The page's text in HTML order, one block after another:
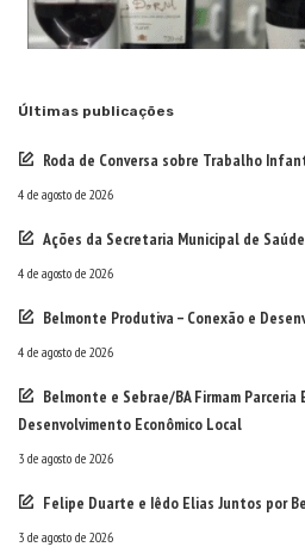
Últimas publicações
Roda de Conversa sobre Trabalho
4 de agosto de 2026
Ações da Secretaria Municipal de
4 de agosto de 2026
Belmonte Produtiva – Conexão e
4 de agosto de 2026
Belmonte e Sebrae/BA Firmam
Desenvolvimento Econômico Local
3 de agosto de 2026
Felipe Duarte e Iêdo Elias Juntos por
3 de agosto de 2026